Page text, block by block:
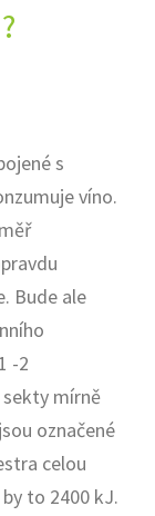
s
víno.
Bude ale
-2
mírně
označené
celou
to 2400 kJ.